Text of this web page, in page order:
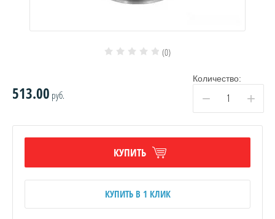
(0)
513.00 руб.
Количество:
− +
КУПИТЬ
КУПИТЬ В 1 КЛИК